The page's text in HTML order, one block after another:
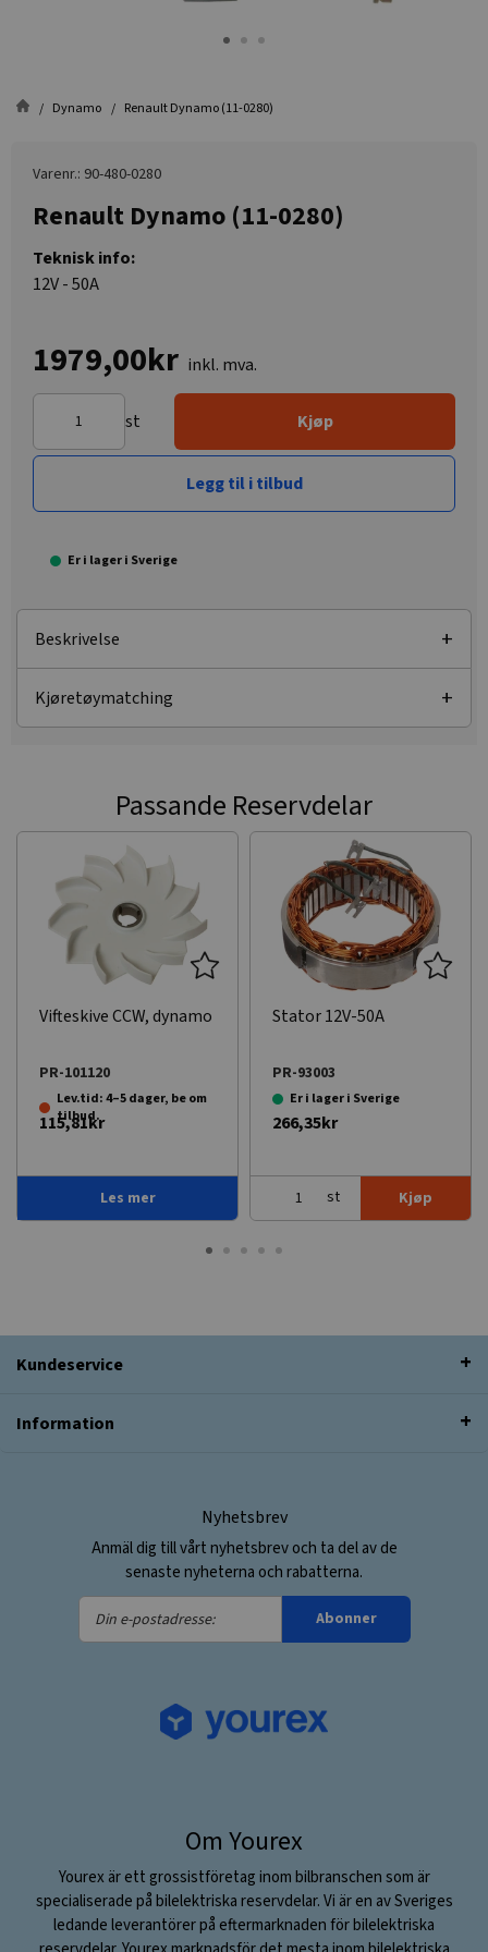
Dynamo Renault Dynamo (11-0280)
Varenr.: 90-480-0280
Renault Dynamo (11-0280)
Teknisk info:
12V - 50A
1979,00kr inkl. mva.
st Kjøp
Legg til i tilbud
Er i lager i Sverige
Beskrivelse
Kjøretøymatching
Passande Reservdelar
Vifteskive CCW, dynamo
PR-101120
Lev.tid: 4–5 dager, be om
tilbud.
115,81kr
Les mer
Stator 12V-50A
PR-93003
Er i lager i Sverige
266,35kr
st Kjøp
Kundeservice
Information
Nyhetsbrev
Anmäl dig till vårt nyhetsbrev och ta del av de
senaste nyheterna och rabatterna.
Din
e-
Abonner
Om Yourex
Yourex är ett grossistföretag inom bilbranschen som är
specialiserade på bilelektriska reservdelar. Vi är en av Sveriges
ledande leverantörer på eftermarknaden för bilelektriska